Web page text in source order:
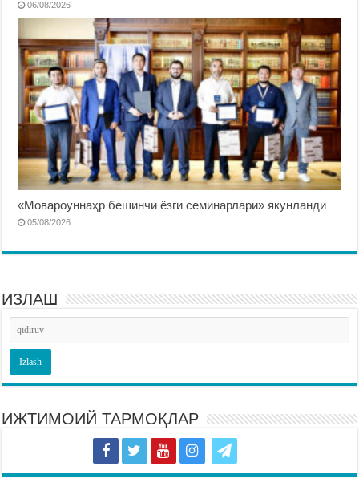
06/08/2026
«Мовароуннаҳр бешинчи ёзги семинарлари» якунланди
05/08/2026
ИЗЛАШ
ИЖТИМОИЙ ТАРМОҚЛАР